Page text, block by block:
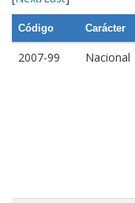
Código Carácter
2007-99 Nacional